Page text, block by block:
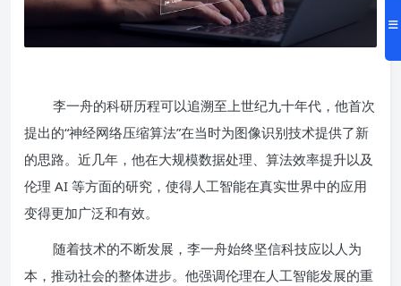
李一舟的科研历程可以追溯至上世纪九十年代，他首次
提出的“神经网络压缩算法”在当时为图像识别技术提供了新
的思路。近几年，他在大规模数据处理、算法效率提升以及
伦理 AI 等方面的研究，使得人工智能在真实世界中的应用
变得更加广泛和有效。
随着技术的不断发展，李一舟始终坚信科技应以人为
本，推动社会的整体进步。他强调伦理在人工智能发展的重